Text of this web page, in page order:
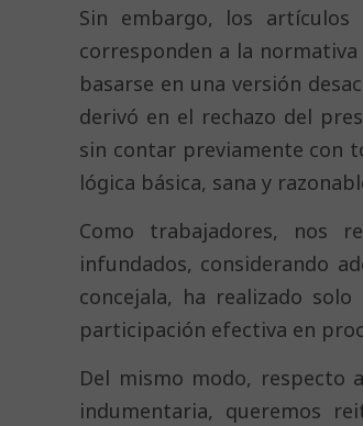
Sin embargo, los
corresponden a la
basarse en una versión
derivó en el rechazo del
sin contar previamente con
lógica básica, sana y
Como trabajadores, nos
infundados, considerando
concejala, ha realizado
participación efectiva en
Del mismo modo, respecto
indumentaria, queremos